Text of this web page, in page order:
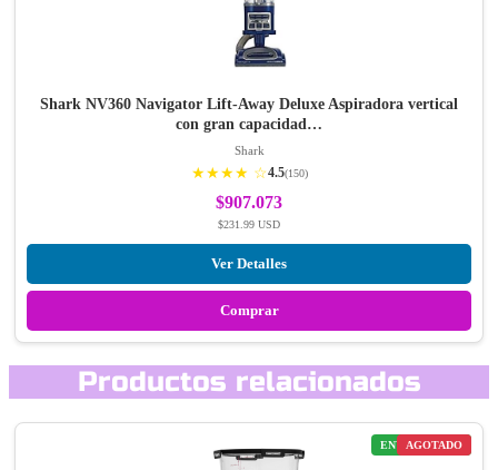
Shark NV360 Navigator Lift-Away Deluxe Aspiradora vertical
con gran capacidad…
Shark
★★★★ ☆4.5(150)
$907.073
$231.99 USD
Ver Detalles
Comprar
Productos relacionados
ENVÍO GRATIS
AGOTADO